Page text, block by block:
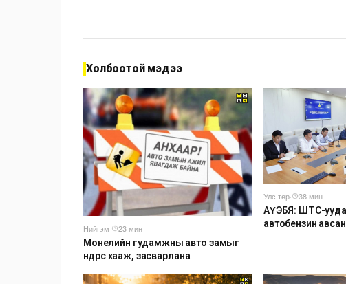
Холбоотой мэдээ
Нийгэм·
23 мин
Монелийн гудамжны авто замыг
өнөөдрөөс хааж, засварлана
Улс төр·
38 мин
АҮЭБЯ: ШТС-
автобензин